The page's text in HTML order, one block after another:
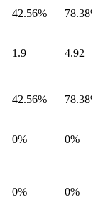
42.56%
1.9 4.92
42.56%
0% 0%
0% 0%